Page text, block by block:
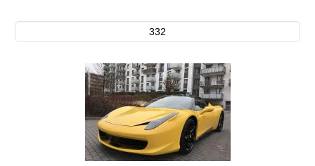
332